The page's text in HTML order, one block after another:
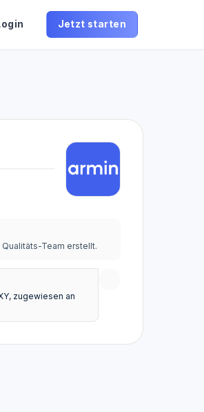
Jetzt starten
Team erstellt.
zugewiesen an